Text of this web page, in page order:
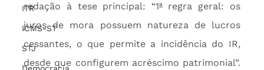
ITR
ICMS-ST
STJ
redação à tese principal: “1ª regra geral: os
juros de mora possuem natureza de lucros
cessantes, o que permite a incidência do IR,
desde que configurem acréscimo patrimonial”.